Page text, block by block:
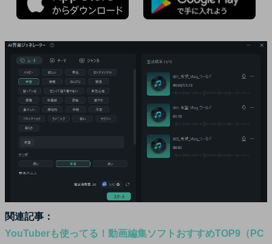
関連記事：
YouTuberも使ってる！動画編集ソフトおすすめTOP9（PC